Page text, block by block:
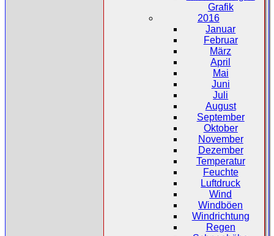
Grafik
2016
Januar
Februar
März
April
Mai
Juni
Juli
August
September
Oktober
November
Dezember
Temperatur
Feuchte
Luftdruck
Wind
Windböen
Windrichtung
Regen